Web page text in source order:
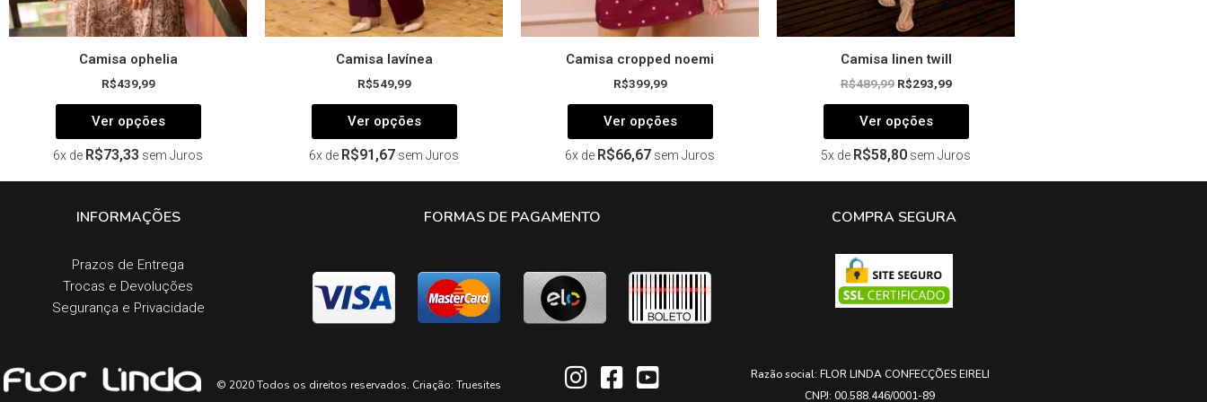
Camisa ophelia
R$439,99
Ver opções
produto
6x de R$73,33 sem Juros
Camisa lavínea
R$549,99
Ver opções
produto
6x de R$91,67 sem Juros
Camisa cropped noemi
R$399,99
Ver opções
produto
6x de R$66,67 sem Juros
Camisa linen twill
R$489,99 R$293,99
Ver opções
produto
5x de R$58,80 sem Juros
INFORMAÇÕES
Prazos de Entrega​
Trocas e Devoluções​
Segurança e Privacidade
FORMAS DE PAGAMENTO COMPRA SEGURA
© 2020 Todos os direitos reservados. Criação: Truesites
Razão social: FLOR LINDA CONFECÇÕES EIRELI
CNPJ: 00.588.446/0001-89